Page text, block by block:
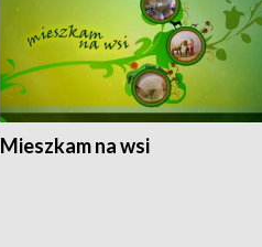
Mieszkam na wsi